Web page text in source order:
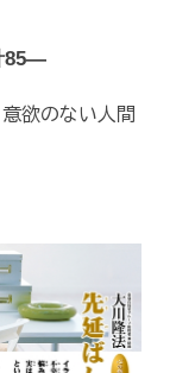
85―
意欲のない人間